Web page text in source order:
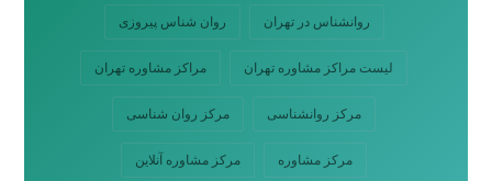
روانشناس در تهران روان شناس پیروزی
لیست مراکز مشاوره تهران مراکز مشاوره تهران
مرکز روانشناسی مرکز روان شناسی
مرکز مشاوره مرکز مشاوره آنلاین